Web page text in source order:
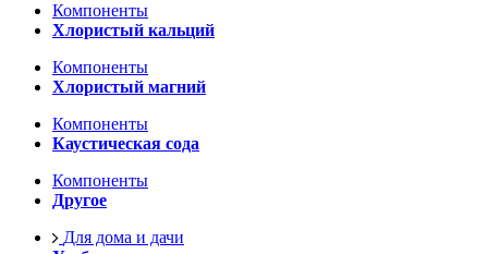
Компоненты
Хлористый кальций
Компоненты
Хлористый магний
Компоненты
Каустическая сода
Компоненты
Другое
Для дома и дачи